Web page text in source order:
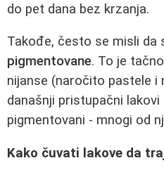
do pet dana bez krzanja.
Takođe, često se misli da
pigmentovane. To je
nijanse (naročito pastele i
današnji pristupačni
pigmentovani - mnogi od
Kako čuvati lakove da